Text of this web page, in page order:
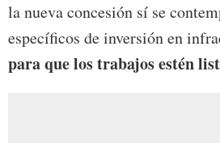
la nueva concesión sí se
específicos de inversión en
para que los trabajos estén